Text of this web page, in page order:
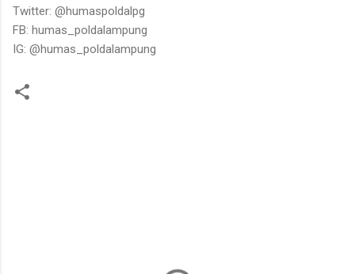
Twitter: @humaspoldalpg
FB: humas_poldalampung
IG: @humas_poldalampung